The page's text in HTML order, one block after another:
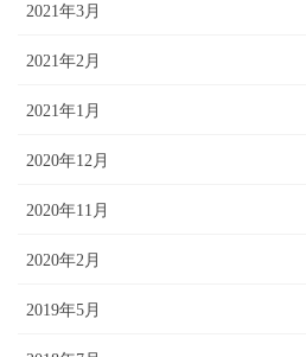
2021年3月
2021年2月
2021年1月
2020年12月
2020年11月
2020年2月
2019年5月